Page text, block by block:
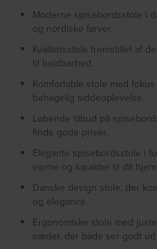
Moderne spisebordsstole i
og nordiske farver.
Kvalitetsstole fremstillet af
til holdbarhed.
Komfortable stole med
behagelig siddeoplevelse.
Løbende tilbud på
finde gode priser.
Elegante spisebordsstole i
varme og karakter til dit hjem.
Danske design stole, der
og elegance.
Ergonomiske stole med
sæder, der både ser godt